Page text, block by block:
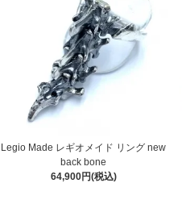
Legio Made レギオメイド リング new
back bone
64,900円(税込)